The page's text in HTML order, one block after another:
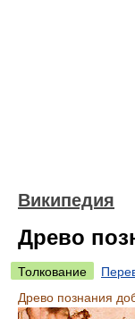
Википедия
Древо
Толкование
Древо познания